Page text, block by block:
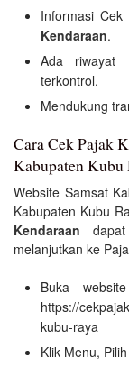
Informasi
Kendaraan.
Ada riwayat
terkontrol.
Mendukung
Cara Cek Pajak
Kabupaten Kubu
Website Samsat
Kabupaten Kubu
Kendaraan
melanjutkan ke
Buka
https://
kubu-raya
Klik Menu,